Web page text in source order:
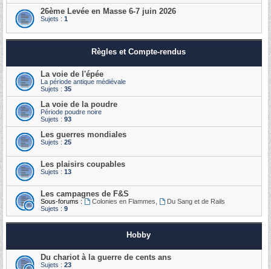
26ème Levée en Masse 6-7 juin 2026
Sujets : 1
Règles et Compte-rendus
La voie de l'épée
La période antique médiévale
Sujets : 35
La voie de la poudre
Période poudre noire
Sujets : 93
Les guerres mondiales
Sujets : 25
Les plaisirs coupables
Sujets : 13
Les campagnes de F&S
Sous-forums : Colonies en Flammes
Du Sang et de Rails
Sujets : 9
Hobby
Du chariot à la guerre de cents ans
Sujets : 23